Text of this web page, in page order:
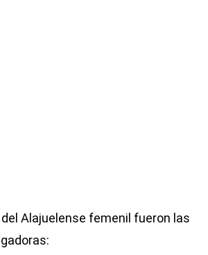
Alajuelense femenil fueron las